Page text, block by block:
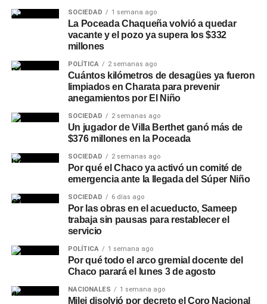
SOCIEDAD 1 semana ago
La Poceada Chaqueña volvió a quedar
vacante y el pozo ya supera los $332
millones
POLÍTICA 2 semanas ago
Cuántos kilómetros de desagües ya fueron
limpiados en Charata para prevenir
anegamientos por El Niño
SOCIEDAD 2 semanas ago
Un jugador de Villa Berthet ganó más de
$376 millones en la Poceada
SOCIEDAD 2 semanas ago
Por qué el Chaco ya activó un comité de
emergencia ante la llegada del Súper Niño
SOCIEDAD 6 días ago
Por las obras en el acueducto, Sameep
trabaja sin pausas para restablecer el
servicio
POLÍTICA 1 semana ago
Por qué todo el arco gremial docente del
Chaco parará el lunes 3 de agosto
NACIONALES 1 semana ago
Milei disolvió por decreto el Coro Nacional